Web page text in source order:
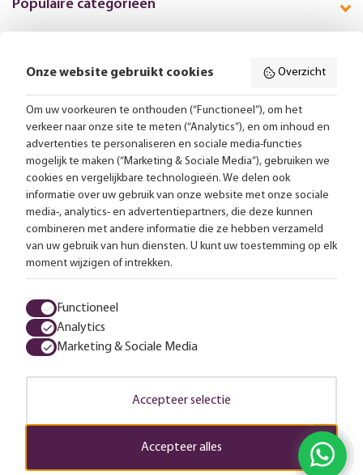
Populaire categorieën
Volg ons online:
Gratis bezorging vanaf 99,-
Advies op maat
Meer dan 25.000 lampen op voorraad
4.57 uit 2853 reviews
Algemene voorwaarden
Onze website gebruikt cookies Overzicht
Om uw voorkeuren te onthouden (“Functioneel”), om het
verkeer naar onze site te meten (“Analytics”), en om inhoud en
advertenties te personaliseren en sociale media-functies
mogelijk te maken (“Marketing & Sociale Media”), gebruiken we
cookies en vergelijkbare technologieën. We delen ook
informatie over uw gebruik van onze website met onze sociale
media-, analytics- en advertentiepartners, die deze kunnen
combineren met andere informatie die ze hebben verzameld
van uw gebruik van hun diensten. U kunt uw toestemming op elk
moment wijzigen of intrekken.
Functioneel
Analytics
Marketing & Sociale Media
Accepteer selectie
Accepteer alles